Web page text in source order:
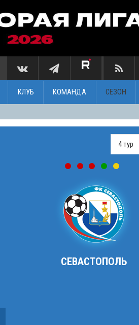
КЛУБ КОМАНДА СЕЗОН
СЕВАСТОПОЛЬ